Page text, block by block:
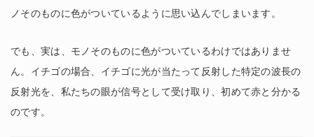
ノそのものに色がついているように思い込んでしまいます。
でも、実は、モノそのものに色がついているわけではありませ
ん。イチゴの場合、イチゴに光が当たって反射した特定の波長の
反射光を、私たちの眼が信号として受け取り、初めて赤と分かる
のです。